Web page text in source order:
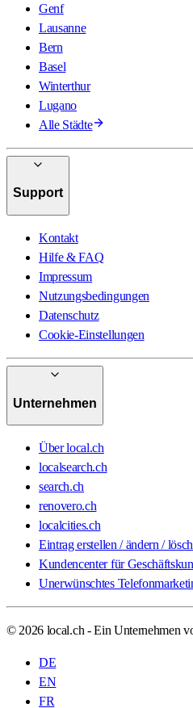
Genf
Lausanne
Bern
Basel
Winterthur
Lugano
Alle Städte
Support
Kontakt
Hilfe & FAQ
Impressum
Nutzungsbedingungen
Datenschutz
Cookie-Einstellungen
Unternehmen
Über local.ch
localsearch.ch
search.ch
renovero.ch
localcities.ch
Eintrag erstellen / ändern /
Kundencenter für
Unerwünschtes
© 2026 local.ch - Ein Unternehmen
DE
EN
FR